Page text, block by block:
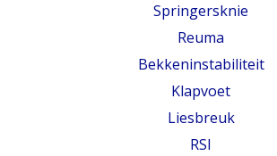
Springersknie
Reuma
Bekkeninstabiliteit
Klapvoet
Liesbreuk
RSI